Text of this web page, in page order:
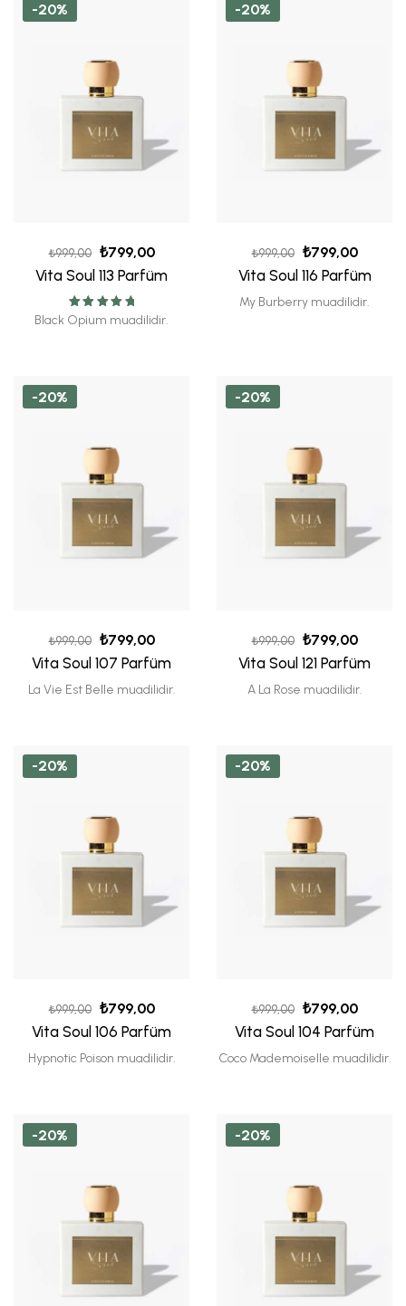
-20%
₺999,00 ₺799,00
Vita Soul 113 Parfüm
5 üzerinden
5.00
Black Opium muadilidir.
-20%
₺999,00 ₺799,00
Vita Soul 116 Parfüm
My Burberry muadilidir.
-20%
₺999,00 ₺799,00
Vita Soul 107 Parfüm
La Vie Est Belle muadilidir.
-20%
₺999,00 ₺799,00
Vita Soul 121 Parfüm
A La Rose muadilidir.
-20%
₺999,00 ₺799,00
Vita Soul 106 Parfüm
Hypnotic Poison muadilidir.
-20%
₺999,00 ₺799,00
Vita Soul 104 Parfüm
Coco Mademoiselle muadilidir.
-20% -20%